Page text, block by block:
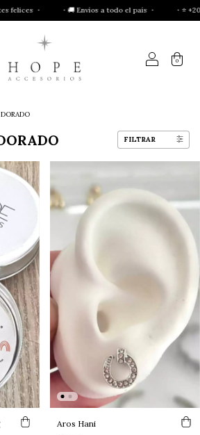
・🚚 Envíos a todo el país ・ ・⭐ +2000 clientes
0
FILTRAR
Aros Hani